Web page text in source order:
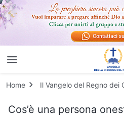
Home Il Vangelo del Regno dei
Cos’è una persona